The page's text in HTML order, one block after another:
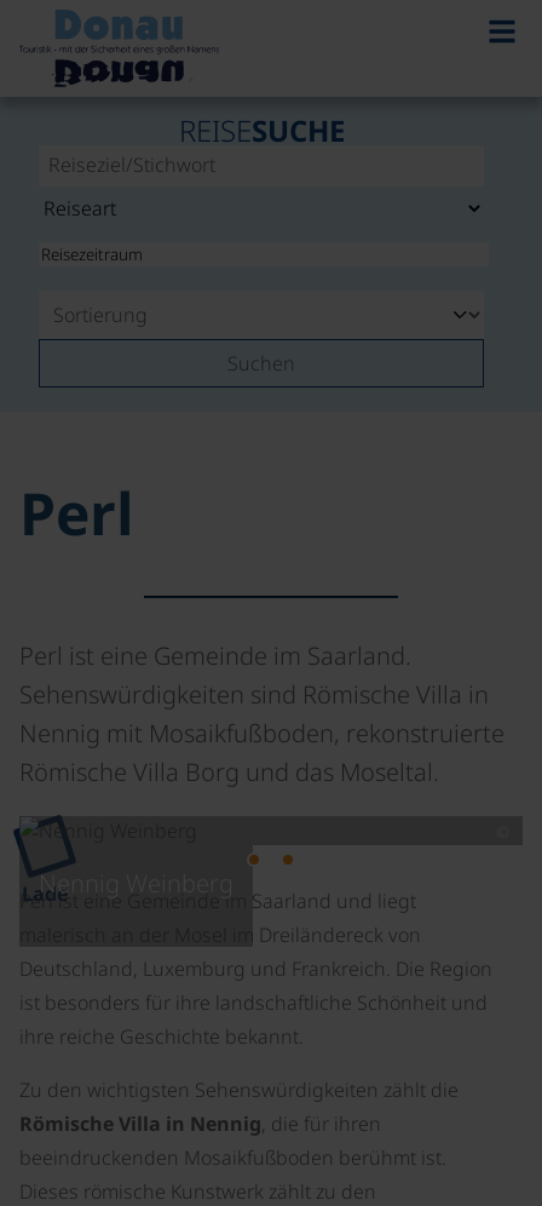
REISESUCHE
Suchen
Perl
Perl ist eine Gemeinde im Saarland.
Sehenswürdigkeiten sind Römische Villa in
Nennig mit Mosaikfußboden, rekonstruierte
Römische Villa Borg und das Moseltal.
Nennig Weinberg
Lade
Perl ist eine Gemeinde im Saarland und liegt
malerisch an der Mosel im Dreiländereck von
Deutschland, Luxemburg und Frankreich. Die Region
ist besonders für ihre landschaftliche Schönheit und
ihre reiche Geschichte bekannt.
Zu den wichtigsten Sehenswürdigkeiten zählt die
Römische Villa in Nennig, die für ihren
beeindruckenden Mosaikfußboden berühmt ist.
Dieses römische Kunstwerk zählt zu den